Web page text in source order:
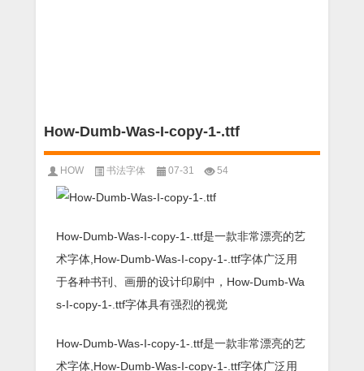
How-Dumb-Was-I-copy-1-.ttf
HOW 书法字体 07-31 54
How-Dumb-Was-I-copy-1-.ttf是一款非常漂亮的艺
术字体,How-Dumb-Was-I-copy-1-.ttf字体广泛用
于各种书刊、画册的设计印刷中，How-Dumb-Wa
s-I-copy-1-.ttf字体具有强烈的视觉
How-Dumb-Was-I-copy-1-.ttf是一款非常漂亮的艺
术字体,How-Dumb-Was-I-copy-1-.ttf字体广泛用